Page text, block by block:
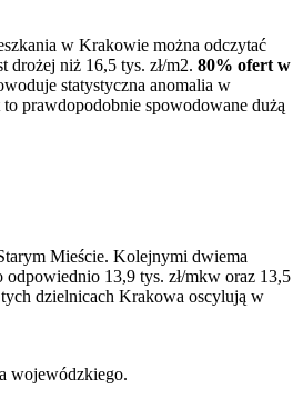
w Krakowie można odczytać
niż 16,5 tys. zł/m2. 80% ofert w
statystyczna anomalia w
to prawdopodobnie spowodowane dużą
Mieście. Kolejnymi dwiema
odpowiednio 13,9 tys. zł/mkw oraz 13,5
dzielnicach Krakowa oscylują w
wojewódzkiego.